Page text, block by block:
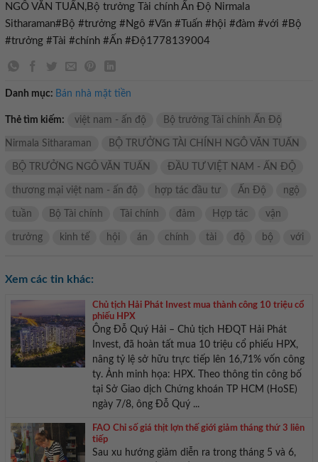
NGÔ VĂN TUẤN,Bộ trưởng Tài chính Ấn Độ Nirmala
Sitharaman#Bộ #trưởng #Ngô #Văn #Tuấn #hội #đàm #với #Bộ
#trưởng #Tài #chính #Ấn #Độ1778139004
Danh mục: Bán nhà mặt tiền
Thẻ tìm kiếm: việt nam - ấn độ Bộ trưởng Tài chính Ấn Độ
Nirmala Sitharaman BỘ TRƯỞNG TÀI CHÍNH NGÔ VĂN TUẤN
BỘ TRƯỞNG NGÔ VĂN TUẤN ĐẦU TƯ VIỆT NAM - ẤN ĐỘ
thương mại việt nam - ấn độ hợp tác đầu tư Ấn Độ ngộ
tuần Bộ Tài chính Tài chính đảm Hợp tác vận
trưởng kinh tế hội án chính tài độ bộ với
Xem các tin khác:
Chủ tịch Hải Phát Invest mua thành công 10 triệu cổ
phiếu HPX
Ông Đỗ Quý Hải – Chủ tịch HĐQT Hải Phát
Invest, đã hoàn tất mua 10 triệu cổ phiếu HPX,
nâng tỷ lệ sở hữu trực tiếp lên 16,71% vốn công
ty. Ảnh minh họa: HPX. Theo thông tin công bố
tại Sở Giao dịch Chứng khoán TP HCM (HoSE)
ngày 7/8, ông Đỗ Quý ...
FAO Chỉ số giá thịt lợn thế giới giảm tháng thứ 3 liên
tiếp
Sau xu hướng giảm diễn ra trong tháng 5 và 6,